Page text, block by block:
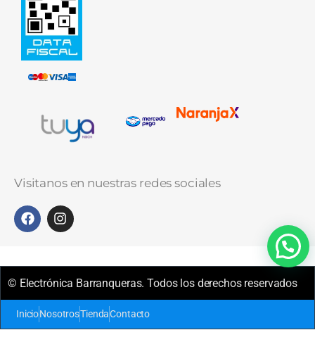
Visitanos en nuestras redes sociales
© Electrónica Barranqueras. Todos los derechos reservados
InicioNosotrosTiendaContacto